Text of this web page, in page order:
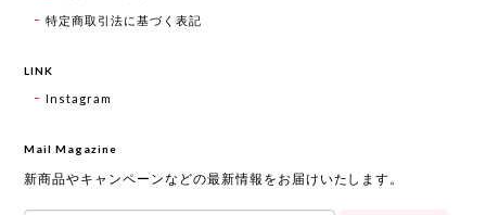
特定商取引法に基づく表記
LINK
Instagram
Mail Magazine
新商品やキャンペーンなどの最新情報をお届けいたします。